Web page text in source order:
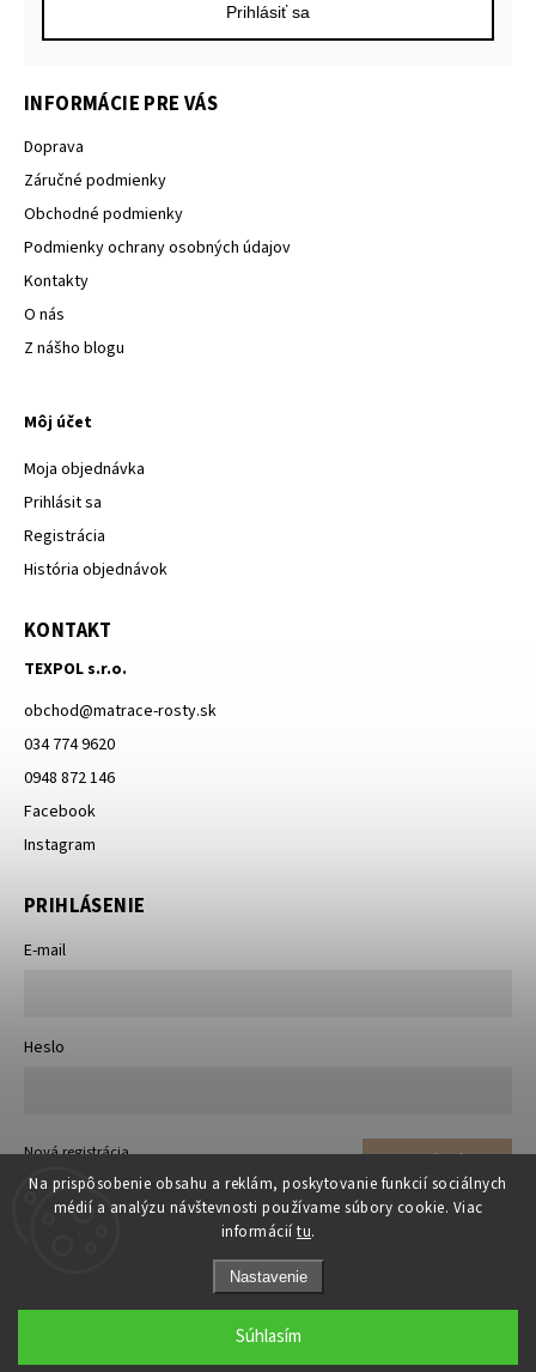
Na prispôsobenie obsahu a reklám, poskytovanie funkcií sociálnych
médií a analýzu návštevnosti používame súbory cookie. Viac
informácií tu.
Nastavenie
Súhlasím
Prihlásiť sa
INFORMÁCIE PRE VÁS
Doprava
Záručné podmienky
Obchodné podmienky
Podmienky ochrany osobných údajov
Kontakty
O nás
Z nášho blogu
Môj účet
Moja objednávka
Prihlásit sa
Registrácia
História objednávok
KONTAKT
TEXPOL s.r.o.
obchod@matrace-rosty.sk
034 774 9620
0948 872 146
Facebook
Instagram
PRIHLÁSENIE
E-mail
Heslo
Prihlásiť sa
Nová registrácia
Zabudnuté heslo